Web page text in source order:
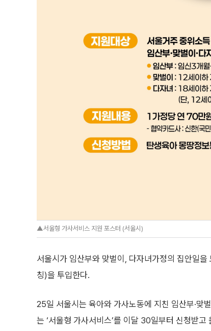
▲서울형 가사서비스 지원 포스터 (서울시)
서울시가 임산부와 맞벌이, 다자녀가정의 집안일
칭)을 투입한다.
25일 서울시는 육아와 가사노동에 지친 임산부·맞
는 ‘서울형 가사서비스’를 이달 30일부터 신청받